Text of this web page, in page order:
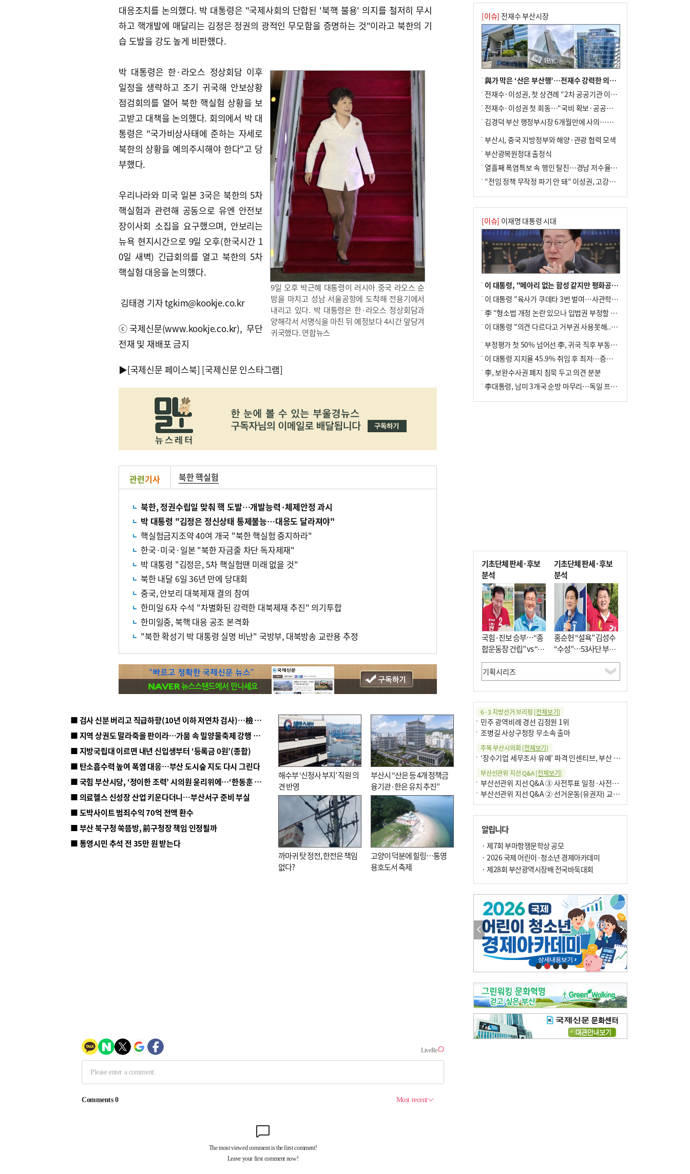
대응조치를 논의했다. 박 대통령은 "국제사회의 단합된 '북핵 불용' 의지를 철저히 무시
하고 핵개발에 매달리는 김정은 정권의 광적인 무모함을 증명하는 것"이라고 북한의 기
습 도발을 강도 높게 비판했다.
9일 오후 박근혜 대통령이 러시아 중국 라오스 순
방을 마치고 성남 서울공항에 도착해 전용기에서
내리고 있다. 박 대통령은 한·라오스 정상회담과
양해각서 서명식을 마친 뒤 예정보다 4시간 앞당겨
귀국했다. 연합뉴스
박 대통령은 한·라오스 정상회담 이후
일정을 생략하고 조기 귀국해 안보상황
점검회의를 열어 북한 핵실험 상황을 보
고받고 대책을 논의했다. 회의에서 박 대
통령은 "국가비상사태에 준하는 자세로
북한의 상황을 예의주시해야 한다"고 당
부했다.
우리나라와 미국 일본 3국은 북한의 5차
핵실험과 관련해 공동으로 유엔 안전보
장이사회 소집을 요구했으며, 안보리는
뉴욕 현지시간으로 9일 오후(한국시간 1
0일 새벽) 긴급회의를 열고 북한의 5차
핵실험 대응을 논의했다.
김태경 기자 tgkim@kookje.co.kr
ⓒ국제신문(www.kookje.co.kr), 무단
전재 및 재배포 금지
▶[국제신문 페이스북] [국제신문 인스타그램]
관련기사 북한 핵실험
북한, 정권수립일 맞춰 핵 도발…개발능력·체제안정 과시
박 대통령 "김정은 정신상태 통제불능…대응도 달라져야"
핵실험금지조약 40여 개국 "북한 핵실험 중지하라"
한국·미국·일본 "북한 자금줄 차단 독자제재"
박 대통령 "김정은, 5차 핵실험땐 미래 없을 것"
북한 내달 6일 36년 만에 당대회
중국, 안보리 대북제재 결의 참여
한미일 6자 수석 "차별화된 강력한 대북제재 추진" 의기투합
한미일중, 북핵 대응 공조 본격화
"북한 확성기 박 대통령 실명 비난" 국방부, 대북방송 교란용 추정
■ 검사 신분 버리고 직급하향(10년 이하 저연차 검사)…檢 중수청행 기피
■ 지역 상권도 말라죽을 판이라…가뭄 속 밀양물축제 강행 논란
■ 지방국립대 이르면 내년 신입생부터 ‘등록금 0원’(종합)
■ 탄소흡수력 높여 폭염 대응…부산 도시숲 지도 다시 그린다
■ 국힘 부산시당, ‘정이한 조력’ 시의원 윤리위에…‘한동훈 지지’도 신고접수
■ 의료헬스 신성장 산업 키운다더니…부산서구 준비 부실
■ 도박사이트 범죄수익 70억 전액 환수
■ 부산 북구청 쑥뜸방, 前구청장 책임 인정될까
■ 통영시민 추석 전 35만 원 받는다
해수부 ‘신청사 부지’ 직원 의
견 반영
부산시 “산은 등 4개 정책금
융기관·한은 유치 추진”
까마귀 탓 정전, 한전은 책임
없다?
고양이 덕분에 힐링…통영
용호도서 축제
[이슈] 전재수 부산시장
與가 막은 ‘산은 부산행’…전재수 강력한 의지 표명 없인 공염불
전재수·이성권, 첫 상견례 “2차 공공기관 이전 초당 협력”(종합)
전재수·이성권 첫 회동…“국비 확보·공공기관 이전 협력”
김경덕 부산 행정부시장 6개월만에 사의…후임 인선 촉각
부산시, 중국 지방정부와 해양·관광 협력 모색
부산광복원정대 출정식
열흘째 폭염특보 속 행인 탈진…경남 저수율 평년의 절반
“전임 정책 무작정 파기 안 돼” 이성권, 고강도 ‘전재수 견제’ 예고
[이슈] 이재명 대통령 시대
이 대통령, "메아리 없는 함성 같지만 평화공존책 계속해야"
이 대통령 "육사가 쿠데타 3번 벌여…사관학교 통합 신속히 추진"
李 “형소법 개정 논란 있으나 입법권 부정할 만큼은 아냐”(종합)
이 대통령 "의견 다르다고 거부권 사용못해.. 입법권 부정할 상황이라 보기 어려워"
부정평가 첫 50% 넘어선 李, 귀국 직후 부동산·증시 점검(종합)
이 대통령 지지율 45.9% 취임 후 최저…증시 폭락·연임 개헌 논란 영향
李, 보완수사권 폐지 침묵 두고 의견 분분
李대통령, 남미 3개국 순방 마무리…독일 프랑크푸르트 향해 출발
기초단체 판세·후보
분석
국힘·진보 승부…“종
합운동장 건립” vs “출
근 공공버스 도입”
기초단체 판세·후보
분석
홍순헌 “설욕” 김성수
“수성”…53사단 부지
개발엔 한 목소리
6·3 지방선거 브리핑 [전체보기]
민주 광역비례 경선 김정원 1위
조병길 사상구청장 무소속 출마
주목 부산시의회 [전체보기]
‘장수기업 세무조사 유예’ 파격 인센티브, 부산 유출 막을까
부산선관위 지선 Q&A[전체보기]
부산선관위 지선 Q&A ③ 사전투표 일정·사전투표함 보관
부산선관위 지선 Q&A ② 선거운동(유권자) 교육감투표용지
알립니다
· 제7회 부마항쟁문학상 공모
· 2026 국제 어린이·청소년 경제아카데미
· 제28회 부산광역시장배 전국바둑대회